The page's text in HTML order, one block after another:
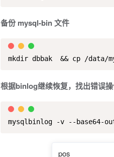
备份 mysql-bin 文件
mkdir dbbak  && cp /data/
根据binlog继续恢复，找出错误
mysqlbinlog -v --base64-
pos